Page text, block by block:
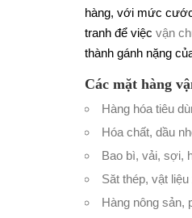
hàng, với mức
tranh để việc vận
thành gánh nặng
Các mặt hàng
Hàng hóa tiêu
Hóa chất, dầu
Bao bì, vải, sợi,
Săt thép, vật
Hàng nông sản,